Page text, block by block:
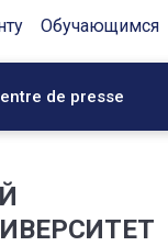
Обучающимся
de presse